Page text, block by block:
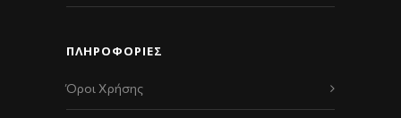
ΠΛΗΡΟΦΟΡΙΕΣ
Όροι Χρήσης